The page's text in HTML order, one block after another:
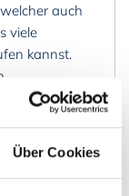
Über Cookies
auch
viele
kannst.
Uhr und